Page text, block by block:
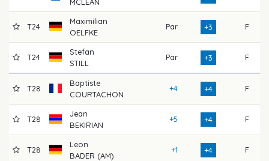
T24
Maximilian
OELFKE
Par +3 F
T24
Stefan
STILL
Par +3 F
T28
Baptiste
COURTACHON
+4 +4 F
T28
Jean
BEKIRIAN
+5 +4 F
T28
Leon
BADER (AM)
+1 +4 F